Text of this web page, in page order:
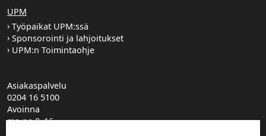
UPM
Työpaikat UPM:ssä
Sponsorointi ja lahjoitukset
UPM:n Toimintaohje
Asiakaspalvelu
0204 16 5100
Avoinna
ma-pe 8–16